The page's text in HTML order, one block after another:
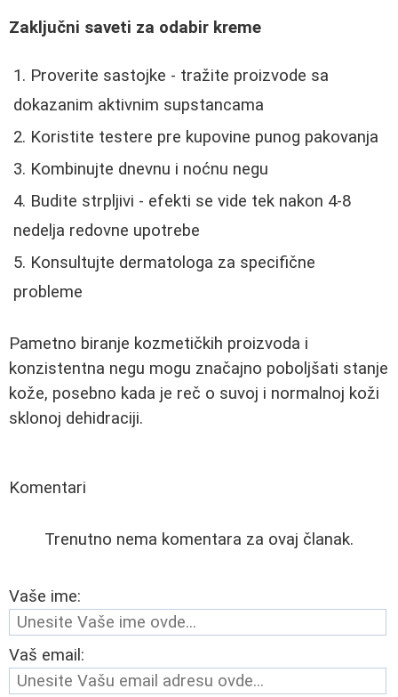
Zaključni saveti za odabir kreme
Proverite sastojke - tražite proizvode sa
dokazanim aktivnim supstancama
Koristite testere pre kupovine punog pakovanja
Kombinujte dnevnu i noćnu negu
Budite strpljivi - efekti se vide tek nakon 4-8
nedelja redovne upotrebe
Konsultujte dermatologa za specifične
probleme
Pametno biranje kozmetičkih proizvoda i
konzistentna negu mogu značajno poboljšati stanje
kože, posebno kada je reč o suvoj i normalnoj koži
sklonoj dehidraciji.
Komentari
Trenutno nema komentara za ovaj članak.
Vaše ime:
Vaš email: